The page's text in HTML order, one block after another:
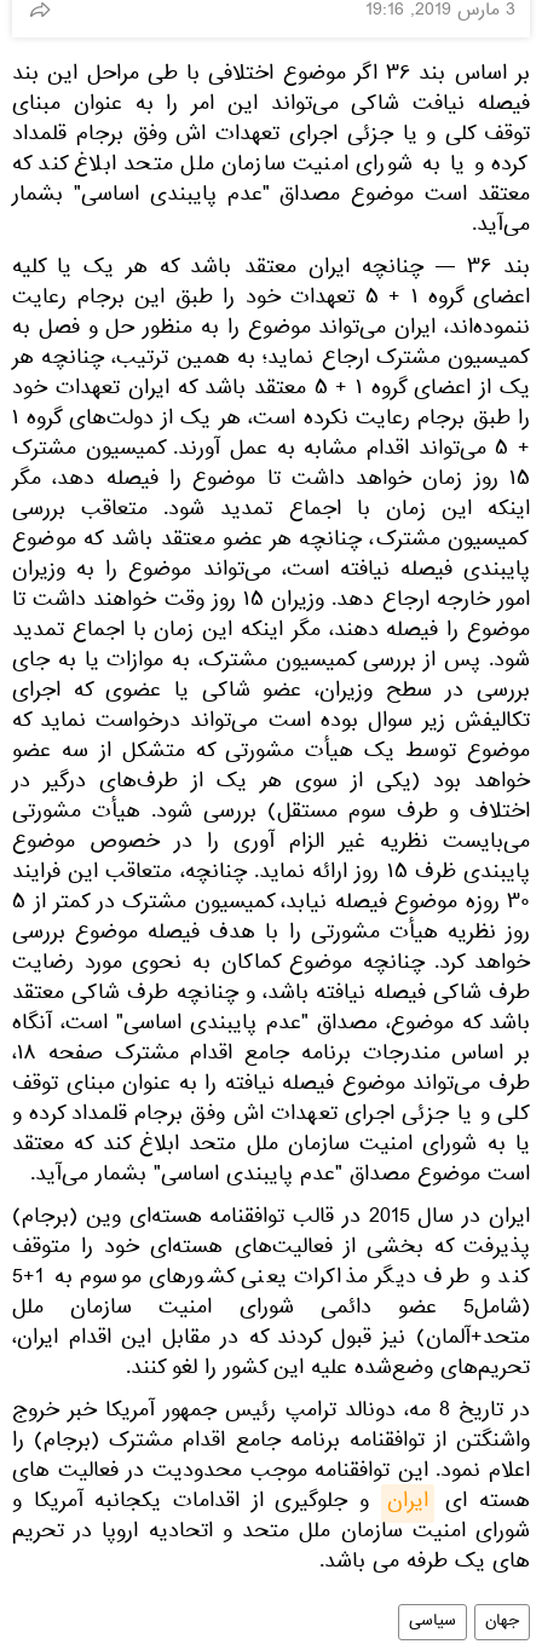
3 مارس 2019, 19:16
بر اساس بند ۳۶ اگر موضوع اختلافی با طی مراحل این بند
فیصله نیافت شاکی می‌تواند این امر را به عنوان مبنای
توقف کلی و یا جزئی اجرای تعهدات اش وفق برجام قلمداد
کرده و یا به شورای امنیت سازمان ملل متحد ابلاغ کند که
معتقد است موضوع مصداق "عدم پایبندی اساسی" بشمار
می‌آید.
بند ۳۶ — چنانچه ایران معتقد باشد که هر یک یا کلیه
اعضای گروه ۱ + ۵ تعهدات خود را طبق این برجام رعایت
ننموده‌اند، ایران می‌تواند موضوع را به منظور حل و فصل به
کمیسیون مشترک ارجاع نماید؛ به همین ترتیب، چنانچه هر
یک از اعضای گروه ۱ + ۵ معتقد باشد که ایران تعهدات خود
را طبق برجام رعایت نکرده است، هر یک از دولت‌های گروه ۱
+ ۵ می‌تواند اقدام مشابه به عمل آورند. کمیسیون مشترک
۱۵ روز زمان خواهد داشت تا موضوع را فیصله دهد، مگر
اینکه این زمان با اجماع تمدید شود. متعاقب بررسی
کمیسیون مشترک، چنانچه هر عضو معتقد باشد که موضوع
پایبندی فیصله نیافته است، می‌تواند موضوع را به وزیران
امور خارجه ارجاع دهد. وزیران ۱۵ روز وقت خواهند داشت تا
موضوع را فیصله دهند، مگر اینکه این زمان با اجماع تمدید
شود. پس از بررسی کمیسیون مشترک، به موازات یا به جای
بررسی در سطح وزیران، عضو شاکی یا عضوی که اجرای
تکالیفش زیر سوال بوده است می‌تواند درخواست نماید که
موضوع توسط یک هیأت مشورتی که متشکل از سه عضو
خواهد بود (یکی از سوی هر یک از طرف‌های درگیر در
اختلاف و طرف سوم مستقل) بررسی شود. هیأت مشورتی
می‌بایست نظریه غیر الزام آوری را در خصوص موضوع
پایبندی ظرف ۱۵ روز ارائه نماید. چنانچه، متعاقب این فرایند
۳۰ روزه موضوع فیصله نیابد، کمیسیون مشترک در کمتر از ۵
روز نظریه هیأت مشورتی را با هدف فیصله موضوع بررسی
خواهد کرد. چنانچه موضوع کماکان به نحوی مورد رضایت
طرف شاکی فیصله نیافته باشد، و چنانچه طرف شاکی معتقد
باشد که موضوع، مصداق "عدم پایبندی اساسی" است، آنگاه
بر اساس مندرجات برنامه جامع اقدام مشترک صفحه ١٨،
طرف می‌تواند موضوع فیصله نیافته را به عنوان مبنای توقف
کلی و یا جزئی اجرای تعهدات اش وفق برجام قلمداد کرده و
یا به شورای امنیت سازمان ملل متحد ابلاغ کند که معتقد
است موضوع مصداق "عدم پایبندی اساسی" بشمار می‌آید.
ایران در سال 2015 در قالب توافقنامه هسته‌ای وین (برجام)
پذیرفت که بخشی از فعالیت‌های هسته‌ای خود را متوقف
کند و طرف دیگر مذاکرات یعنی کشورهای موسوم به 1+5
(شامل5 عضو دائمی شورای امنیت سازمان ملل
متحد+آلمان) نیز قبول کردند که در مقابل این اقدام ایران،
تحریم‌های وضع‌شده علیه این کشور را لغو کنند.
در تاریخ 8 مه، دونالد ترامپ رئیس جمهور آمریکا خبر خروج
واشنگتن از توافقنامه برنامه جامع اقدام مشترک (برجام) را
اعلام نمود. این توافقنامه موجب محدودیت در فعالیت های
هسته ای ایران و جلوگیری از اقدامات یکجانبه آمریکا و
شورای امنیت سازمان ملل متحد و اتحادیه اروپا در تحریم
های یک طرفه می باشد.
جهان سیاسی